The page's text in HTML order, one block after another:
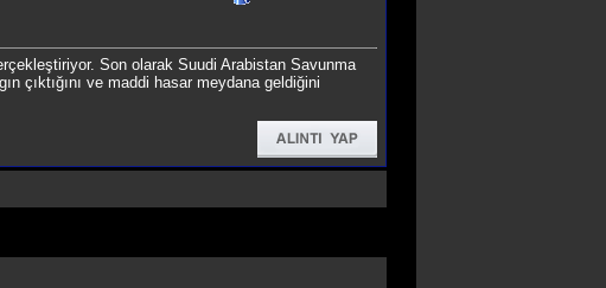
Son olarak Suudi Arabistan Savunma
çıktığını ve maddi hasar meydana geldiğini